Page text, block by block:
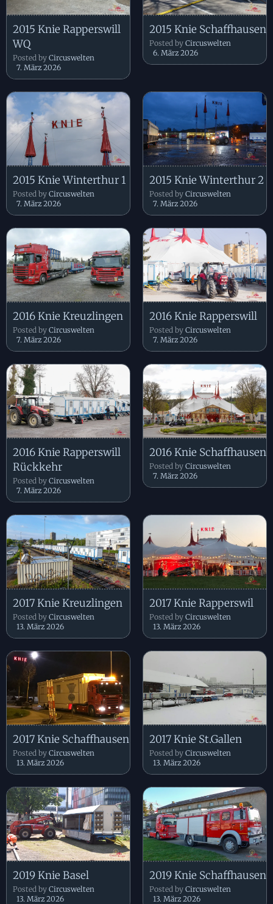
2015 Knie Rapperswill
WQ
Posted by Circuswelten
7. März 2026
2015 Knie Schaffhausen
Posted by Circuswelten
6. März 2026
2015 Knie Winterthur 1
Posted by Circuswelten
7. März 2026
2015 Knie Winterthur 2
Posted by Circuswelten
7. März 2026
2016 Knie Kreuzlingen
Posted by Circuswelten
7. März 2026
2016 Knie Rapperswill
Posted by Circuswelten
7. März 2026
2016 Knie Rapperswill
Rückkehr
Posted by Circuswelten
7. März 2026
2016 Knie Schaffhausen
Posted by Circuswelten
7. März 2026
2017 Knie Kreuzlingen
Posted by Circuswelten
13. März 2026
2017 Knie Rapperswil
Posted by Circuswelten
13. März 2026
2017 Knie Schaffhausen
Posted by Circuswelten
13. März 2026
2017 Knie St.Gallen
Posted by Circuswelten
13. März 2026
2019 Knie Basel
Posted by Circuswelten
13. März 2026
2019 Knie Schaffhausen
Posted by Circuswelten
13. März 2026